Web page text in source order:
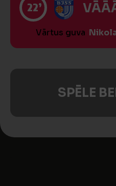
22’
Vārtus guva
SPĒLE